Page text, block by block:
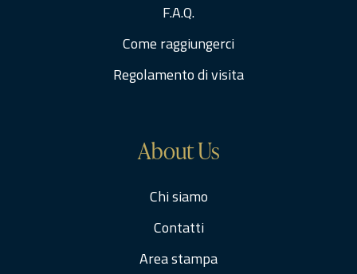
F.A.Q.
Come raggiungerci
Regolamento di visita
About Us
Chi siamo
Contatti
Area stampa